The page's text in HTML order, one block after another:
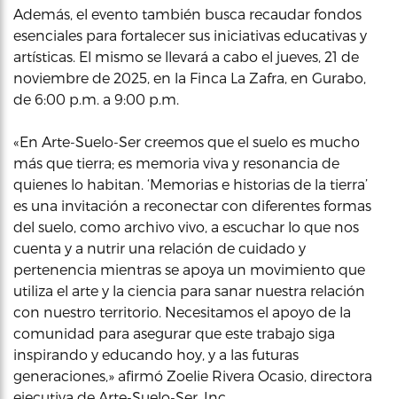
Además, el evento también busca recaudar fondos
esenciales para fortalecer sus iniciativas educativas y
artísticas. El mismo se llevará a cabo el jueves, 21 de
noviembre de 2025, en la Finca La Zafra, en Gurabo,
de 6:00 p.m. a 9:00 p.m.
«En Arte-Suelo-Ser creemos que el suelo es mucho
más que tierra; es memoria viva y resonancia de
quienes lo habitan. ‘Memorias e historias de la tierra’
es una invitación a reconectar con diferentes formas
del suelo, como archivo vivo, a escuchar lo que nos
cuenta y a nutrir una relación de cuidado y
pertenencia mientras se apoya un movimiento que
utiliza el arte y la ciencia para sanar nuestra relación
con nuestro territorio. Necesitamos el apoyo de la
comunidad para asegurar que este trabajo siga
inspirando y educando hoy, y a las futuras
generaciones,» afirmó Zoelie Rivera Ocasio, directora